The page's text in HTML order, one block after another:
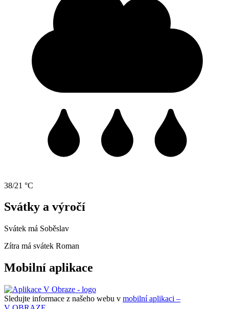
38/21 °C
Svátky a výročí
Svátek má Soběslav
Zítra má svátek Roman
Mobilní aplikace
Sledujte informace z našeho webu v mobilní aplikaci –